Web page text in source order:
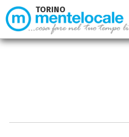
TORINO